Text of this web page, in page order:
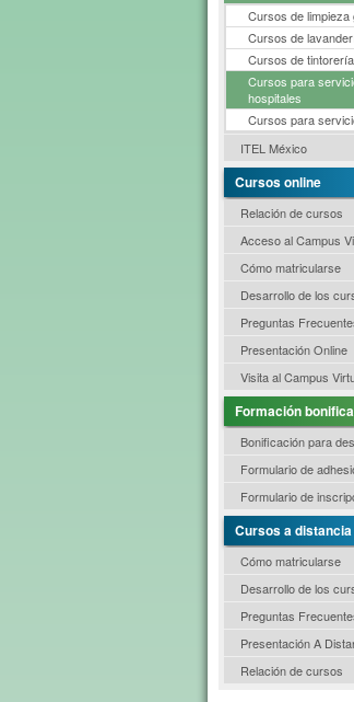
Cursos de limpieza
Cursos de
Cursos de
Cursos para
hospitales
Cursos para
ITEL México
Cursos online
Relación de cursos
Acceso al Campus
Cómo matricularse
Desarrollo de los
Preguntas
Presentación Online
Visita al Campus
Formación
Bonificación para
Formulario de
Formulario de
Cursos a distancia
Cómo matricularse
Desarrollo de los
Preguntas
Presentación A
Relación de cursos